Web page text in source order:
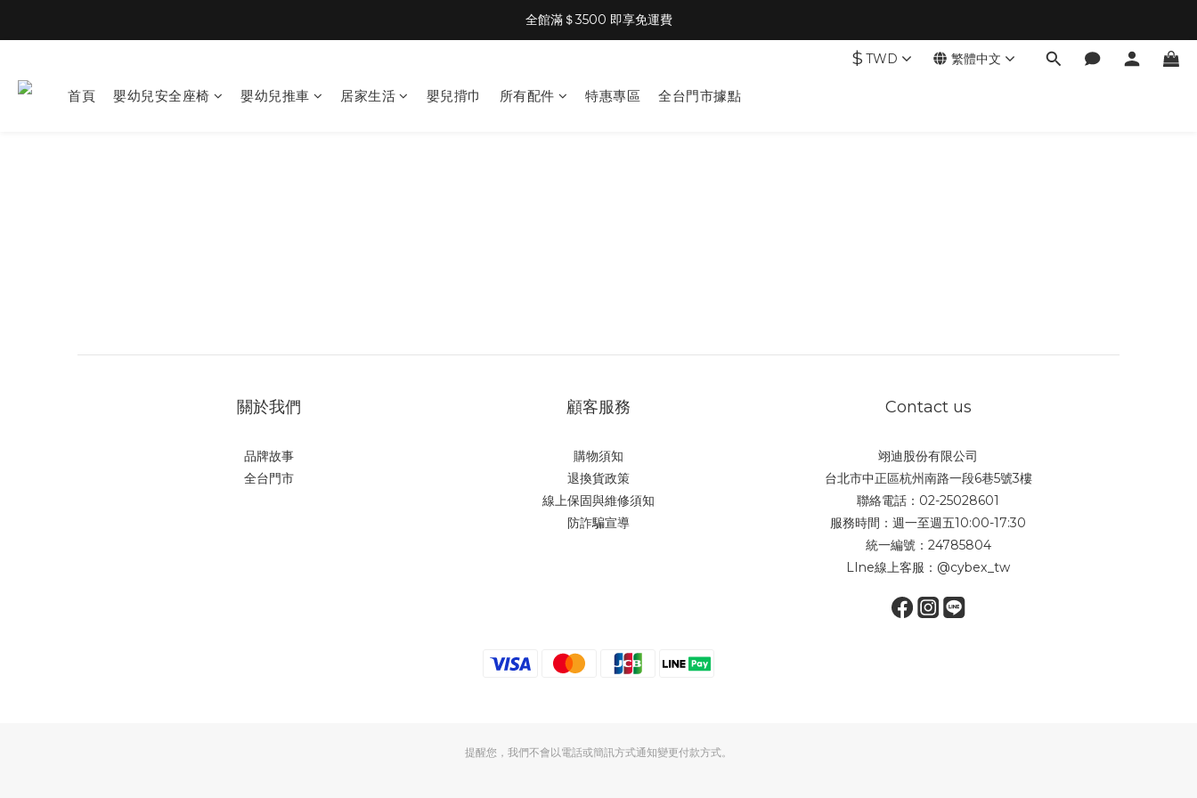
全館滿＄3500 即享免運費
$ TWD 繁體中文
首頁 嬰幼兒安全座椅 嬰幼兒推車 居家生活 嬰兒揹巾 所有配件 特惠專區 全台門市據點
關於我們
品牌故事
全台門市
顧客服務
購物須知
退換貨政策
線上保固與維修須知
防詐騙宣導
Contact us
翊迪股份有限公司
台北市中正區杭州南路一段6巷5號3樓
聯絡電話：02-25028601
服務時間：週一至週五10:00-17:30
統一編號：24785804
LIne線上客服： @cybex_tw
提醒您，我們不會以電話或簡訊方式通知變更付款方式。